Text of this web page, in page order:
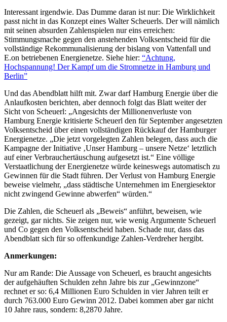
Interessant irgendwie. Das Dumme daran ist nur: Die Wirklichkeit
passt nicht in das Konzept eines Walter Scheuerls. Der will nämlich
mit seinen absurden Zahlenspielen nur eins erreichen:
Stimmungsmache gegen den anstehenden Volksentscheid für die
vollständige Rekommunalisierung der bislang von Vattenfall und
E.on betriebenen Energienetze. Siehe hier: “Achtung,
Hochspannung! Der Kampf um die Stromnetze in Hamburg und
Berlin”
Und das Abendblatt hilft mit. Zwar darf Hamburg Energie über die
Anlaufkosten berichten, aber dennoch folgt das Blatt weiter der
Sicht von Scheuerl: „Angesichts der Millionenverluste von
Hamburg Energie kritisierte Scheuerl den für September angesetzten
Volksentscheid über einen vollständigen Rückkauf der Hamburger
Energienetze. „Die jetzt vorgelegten Zahlen belegen, dass auch die
Kampagne der Initiative ‚Unser Hamburg – unsere Netze‘ letztlich
auf einer Verbrauchertäuschung aufgesetzt ist.“ Eine völlige
Verstaatlichung der Energienetze würde keineswegs automatisch zu
Gewinnen für die Stadt führen. Der Verlust von Hamburg Energie
beweise vielmehr, „dass städtische Unternehmen im Energiesektor
nicht zwingend Gewinne abwerfen“ würden.“
Die Zahlen, die Scheuerl als „Beweis“ anführt, beweisen, wie
gezeigt, gar nichts. Sie zeigen nur, wie wenig Argumente Scheuerl
und Co gegen den Volksentscheid haben. Schade nur, dass das
Abendblatt sich für so offenkundige Zahlen-Verdreher hergibt.
Anmerkungen:
Nur am Rande: Die Aussage von Scheuerl, es braucht angesichts
der aufgehäuften Schulden zehn Jahre bis zur „Gewinnzone“
rechnet er so: 6,4 Millionen Euro Schulden in vier Jahren teilt er
durch 763.000 Euro Gewinn 2012. Dabei kommen aber gar nicht
10 Jahre raus, sondern: 8,2870 Jahre.